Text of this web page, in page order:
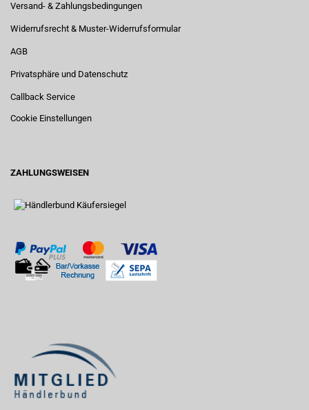
Versand- & Zahlungsbedingungen
Widerrufsrecht & Muster-Widerrufsformular
AGB
Privatsphäre und Datenschutz
Callback Service
Cookie Einstellungen
ZAHLUNGSWEISEN